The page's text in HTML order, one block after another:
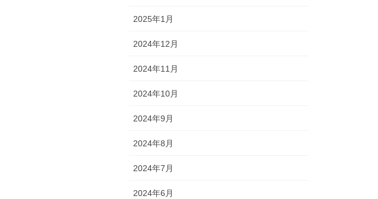
2025年1月
2024年12月
2024年11月
2024年10月
2024年9月
2024年8月
2024年7月
2024年6月